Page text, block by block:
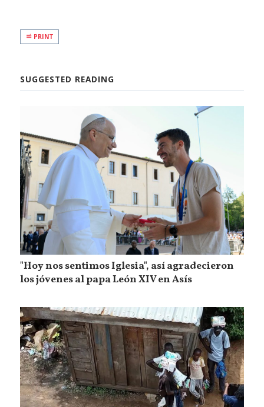
PRINT
SUGGESTED READING
"Hoy nos sentimos Iglesia", así agradecieron
los jóvenes al papa León XIV en Asís